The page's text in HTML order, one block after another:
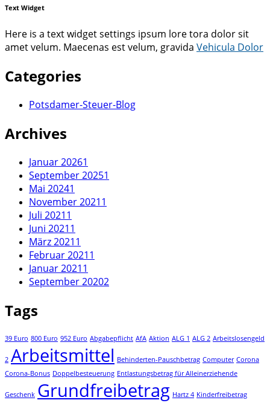
Text Widget
Here is a text widget settings ipsum lore tora dolor sit
amet velum. Maecenas est velum, gravida Vehicula Dolor
Categories
Potsdamer-Steuer-Blog
Archives
Januar 20261
September 20251
Mai 20241
November 20211
Juli 20211
Juni 20211
März 20211
Februar 20211
Januar 20211
September 20202
Tags
39 Euro 800 Euro 952 Euro Abgabepflicht AfA Aktion ALG 1 ALG 2 Arbeitslosengeld
2 Arbeitsmittel Behinderten-Pauschbetrag Computer Corona
Corona-Bonus Doppelbesteuerung Entlastungsbetrag für Alleinerziehende
Geschenk Grundfreibetrag Hartz 4 Kinderfreibetrag